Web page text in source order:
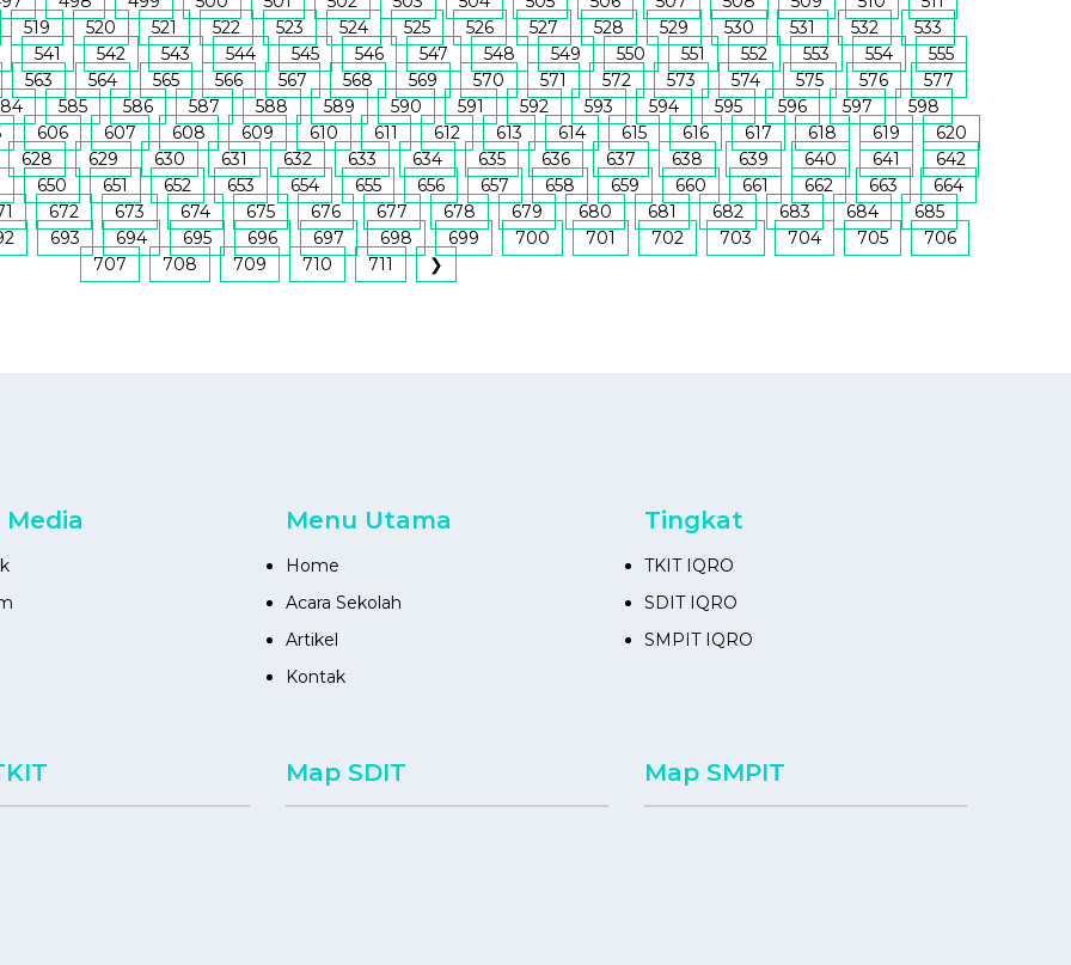
519
520 521 522 523 524 525 526 527 528 529 530 531 532
533
541
542 543 544 545 546 547 548 549 550 551 552 553 554
555
563
564 565 566 567 568 569 570 571 572 573 574 575 576
577
585 586 587 588 589 590 591 592 593 594 595 596 597
598
606 607 608 609 610 611 612 613 614 615 616 617 618 619
620
628
629 630 631 632 633 634 635 636 637 638 639 640 641
642
650 651 652 653 654 655 656 657 658 659 660 661 662 663
664
672 673 674 675 676 677 678 679 680 681 682 683 684
685
693 694 695 696 697 698 699 700 701 702 703 704 705
706
707
708 709 710 711 ❯
Media Menu Utama
Home
Acara Sekolah
Artikel
Kontak
Tingkat
TKIT IQRO
SDIT IQRO
SMPIT IQRO
Map SDIT Map SMPIT